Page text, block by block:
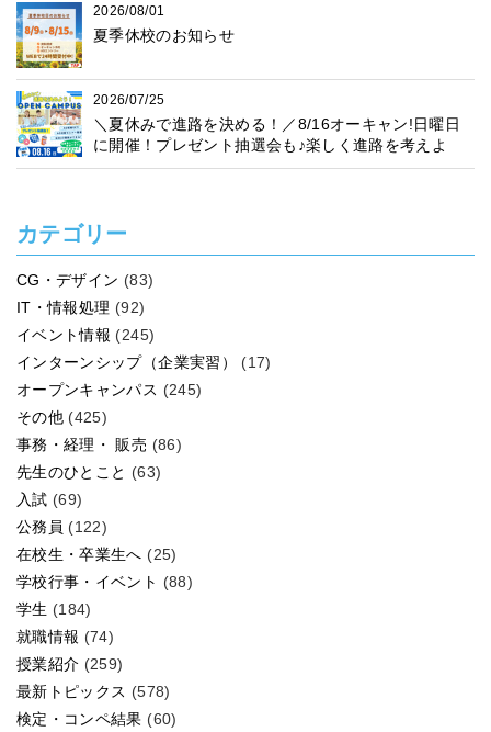
2026/08/01
夏季休校のお知らせ
2026/07/25
＼夏休みで進路を決める！／8/16オーキャン!日曜日
に開催！プレゼント抽選会も♪楽しく進路を考えよ
う！
カテゴリー
CG・デザイン (83)
IT・情報処理 (92)
イベント情報 (245)
インターンシップ（企業実習）
(17)
オープンキャンパス (245)
その他 (425)
事務・経理・ 販売 (86)
先生のひとこと (63)
入試 (69)
公務員 (122)
在校生・卒業生へ (25)
学校行事・イベント (88)
学生 (184)
就職情報 (74)
授業紹介 (259)
最新トピックス (578)
検定・コンペ結果 (60)